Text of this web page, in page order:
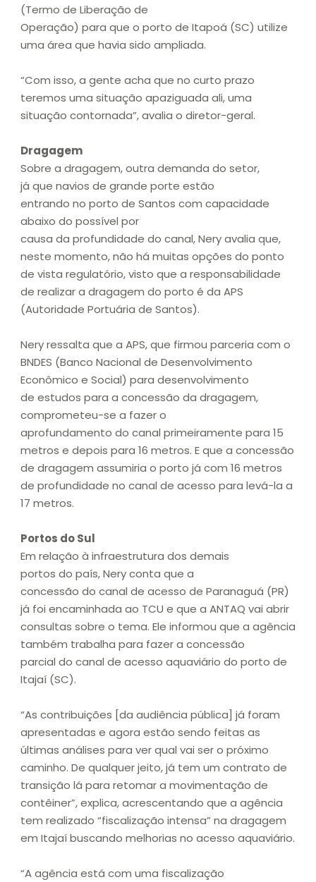
(Termo de Liberação de
Operação) para que o porto de Itapoá (SC) utilize
uma área que havia sido ampliada.
“Com isso, a gente acha que no curto prazo
teremos uma situação apaziguada ali, uma
situação contornada”, avalia o diretor-geral.
Dragagem
Sobre a dragagem, outra demanda do setor,
já que navios de grande porte estão
entrando no porto de Santos com capacidade
abaixo do possível por
causa da profundidade do canal, Nery avalia que,
neste momento, não há muitas opções do ponto
de vista regulatório, visto que a responsabilidade
de realizar a dragagem do porto é da APS
(Autoridade Portuária de Santos).
Nery ressalta que a APS, que firmou parceria com o
BNDES (Banco Nacional de Desenvolvimento
Econômico e Social) para desenvolvimento
de estudos para a concessão da dragagem,
comprometeu-se a fazer o
aprofundamento do canal primeiramente para 15
metros e depois para 16 metros. E que a concessão
de dragagem assumiria o porto já com 16 metros
de profundidade no canal de acesso para levá-la a
17 metros.
Portos do Sul
Em relação à infraestrutura dos demais
portos do país, Nery conta que a
concessão do canal de acesso de Paranaguá (PR)
já foi encaminhada ao TCU e que a ANTAQ vai abrir
consultas sobre o tema. Ele informou que a agência
também trabalha para fazer a concessão
parcial do canal de acesso aquaviário do porto de
Itajaí (SC).
“As contribuições [da audiência pública] já foram
apresentadas e agora estão sendo feitas as
últimas análises para ver qual vai ser o próximo
caminho. De qualquer jeito, já tem um contrato de
transição lá para retomar a movimentação de
contêiner”, explica, acrescentando que a agência
tem realizado “fiscalização intensa” na dragagem
em Itajaí buscando melhorias no acesso aquaviário.
“A agência está com uma fiscalização